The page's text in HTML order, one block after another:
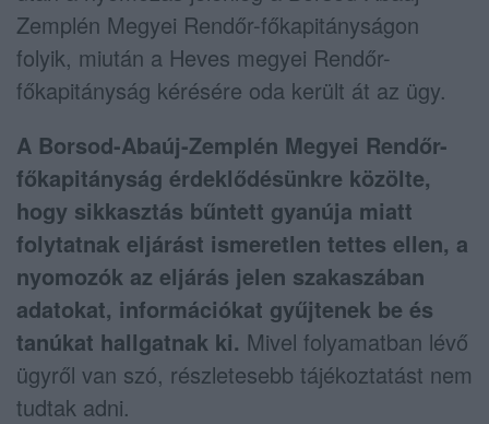
Zemplén Megyei Rendőr-főkapitányságon
folyik, miután a Heves megyei Rendőr-
főkapitányság kérésére oda került át az ügy.
A Borsod-Abaúj-Zemplén Megyei Rendőr-
főkapitányság érdeklődésünkre közölte,
hogy sikkasztás bűntett gyanúja miatt
folytatnak eljárást ismeretlen tettes ellen, a
nyomozók az eljárás jelen szakaszában
adatokat, információkat gyűjtenek be és
tanúkat hallgatnak ki. Mivel folyamatban lévő
ügyről van szó, részletesebb tájékoztatást nem
tudtak adni.